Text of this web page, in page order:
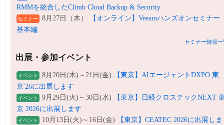
RMMを統合したClimb Cloud Backup & Security
セミナー 8月27日（木）
【オンライン】Veeamハンズオンセミナー
基本編
セミナー情報一
出展・参加イベント
イベント 8月20日(木)～21日(金)
【東京】AIエージェントDXPO 東
京'26に出展します
イベント 9月29日(火)～30日(水)
【東京】日経クロステックNEXT
京 2026に出展します
イベント 10月13日(火)～16日(金)
【東京】CEATEC 2026に出展しま